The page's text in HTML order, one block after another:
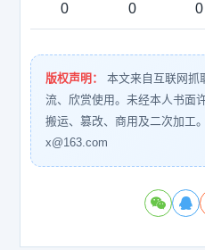
0 0 0
版权声明：
本文来自互联网抓
流、欣赏使用。未经本人书面
搬运、篡改、商用及二次加工
x@163.com